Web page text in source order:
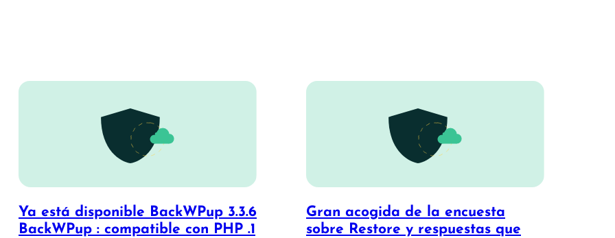
Ya está disponible BackWPup 3.3.6
BackWPup : compatible con PHP .1
Gran acogida de la encuesta
sobre Restore y respuestas que